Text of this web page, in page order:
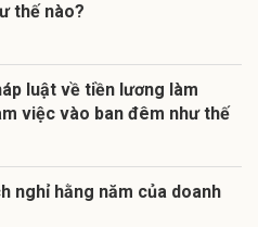
thế nào?
luật về tiền lương làm
việc vào ban đêm như thế
nghỉ hằng năm của doanh